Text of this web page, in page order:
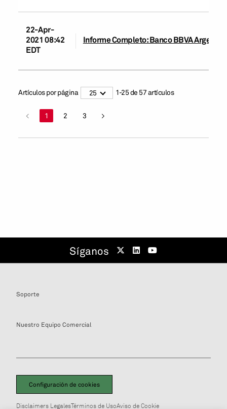
22-Apr-
2021 08:42
EDT
Informe Completo: Banco BBVA
Artículos por página 25 1-25de 57artículos
< 1 2 3 >
Síganos
Soporte
Nuestro Equipo Comercial
Configuración de cookies
Disclaimers LegalesTérminos de UsoAviso de Cookie